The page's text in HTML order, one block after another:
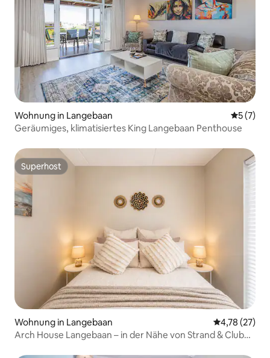
Wohnung in Langebaan
5 (7)
Geräumiges, klimatisiertes King Langebaan Penthouse
Superhost
Superhost
Wohnung in Langebaan
4,78 (27)
Arch House Langebaan – in der Nähe von Strand & Club